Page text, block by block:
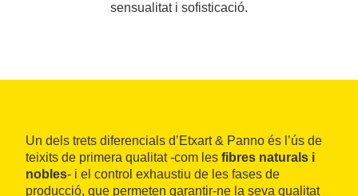
sensualitat i sofisticació.
Un dels trets diferencials d’Etxart & Panno és l’ús de
teixits de primera qualitat -com les fibres naturals i
nobles- i el control exhaustiu de les fases de
producció, que permeten garantir-ne la seva qualitat